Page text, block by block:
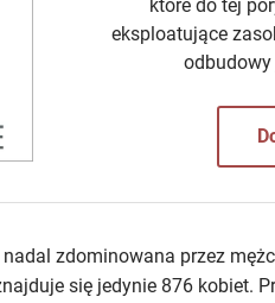
które do tej
eksploatujące
zdominowana przez
się jedynie 876 kobiet.